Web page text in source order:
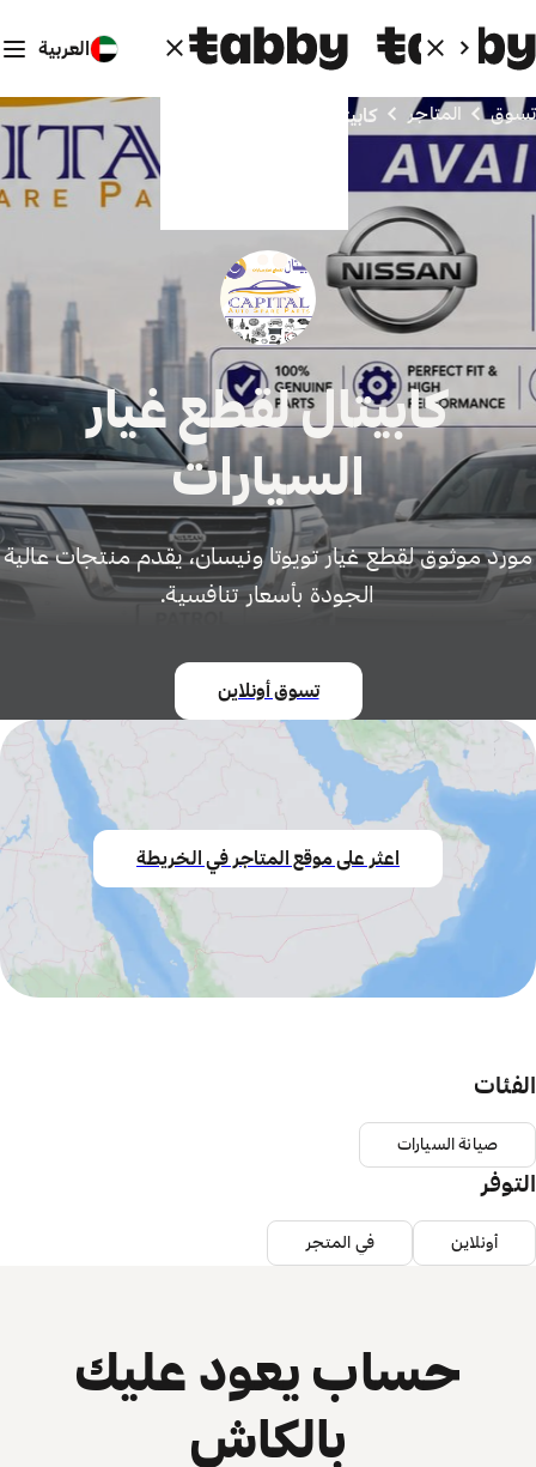
العربية
تسوق المتاجر كابيتال لقطع غيار السيارات
كابيتال لقطع غيار
السيارات
مورد موثوق لقطع غيار تويوتا ونيسان، يقدم منتجات عالية
الجودة بأسعار تنافسية.
تسوق أونلاين
اعثر على موقع المتاجر في الخريطة
الفئات
صيانة السيارات
التوفر
أونلاين في المتجر
حساب يعود عليك
بالكاش